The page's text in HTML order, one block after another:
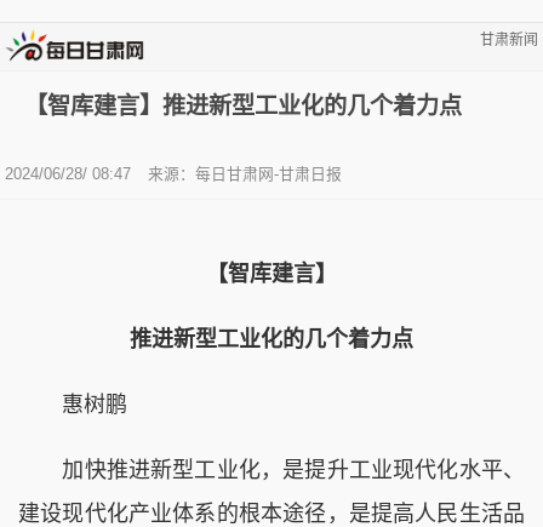
甘肃新闻
【智库建言】推进新型工业化的几个着力点
2024/06/28/ 08:47 来源：每日甘肃网-甘肃日报
【智库建言】
推进新型工业化的几个着力点
惠树鹏
加快推进新型工业化，是提升工业现代化水平、
建设现代化产业体系的根本途径，是提高人民生活品